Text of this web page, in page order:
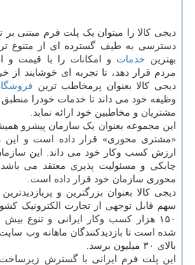
دیجی کالا را می­توان یک پلت فرم مبتنی بر
دسترسی به طیف گسترده ای از متنوع
بهترین خدمات و امکانات را با قیمت و
مردم قرار دهد، تا تجربه ای خوشایند از
دیجی کالا بعنوان پرمخاطب ترین
وظیفه خود می داند تا خدمات خودرا منطبق
مشتریان و مخاطبین خود ارائه نماید.
این مجموعه بعنوان یک سازمان پیشرو
«مشتری محوری» قرار داده است و این
ارزش کسب وکار خود می داند. این
چابکی و مسئولیت پذیری معتقد می
محوری سازمان خود قرار داده است.
دیجی کالا بعنوان بزرگترین و
سهم قابل توجهی از تجارت الکترونیک
شده است تا بازدیدکنندگان ماهانه وب
بالای ۳۰ میلیون برسد.
این پلت فرم ایرانی با گسترش